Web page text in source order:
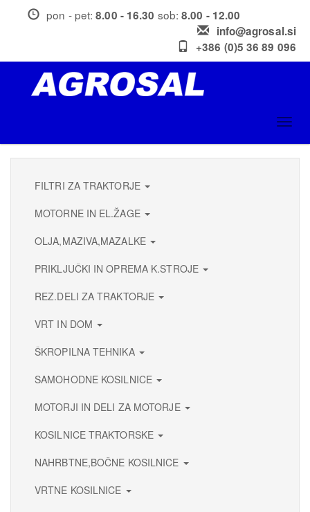
pon - pet:8.00 - 16.30 sob:8.00 - 12.00
info@agrosal.si
+386 (0)5 36 89 096
FILTRI ZA TRAKTORJE
MOTORNE IN EL.ŽAGE
OLJA,MAZIVA,MAZALKE
PRIKLJUČKI IN OPREMA K.STROJE
REZ.DELI ZA TRAKTORJE
VRT IN DOM
ŠKROPILNA TEHNIKA
SAMOHODNE KOSILNICE
MOTORJI IN DELI ZA MOTORJE
KOSILNICE TRAKTORSKE
NAHRBTNE,BOČNE KOSILNICE
VRTNE KOSILNICE